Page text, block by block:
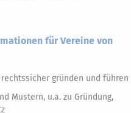
für Vereine von
gründen und führen
Mustern, u.a. zu Gründung,